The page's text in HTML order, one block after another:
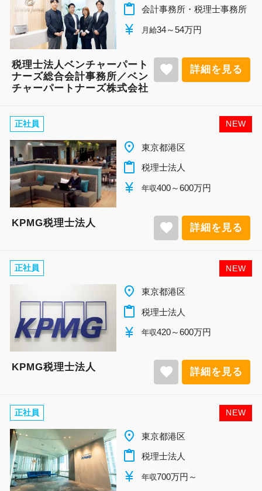
content_paste 会計事務所・税理士事務所
currency_yen 月給34～54万円
税理士法人ベンチャーパート
ナーズ総合会計事務所／ベン
チャーパートナーズ株式会社
favorite 詳細を見る
NEW
正社員
place 東京都港区
content_paste 税理士法人
currency_yen 年収400～600万円
KPMG税理士法人 favorite 詳細を見る
NEW
正社員
place 東京都港区
content_paste 税理士法人
currency_yen 年収420～600万円
KPMG税理士法人 favorite 詳細を見る
NEW
正社員
place 東京都港区
content_paste 税理士法人
currency_yen 年収700万円～